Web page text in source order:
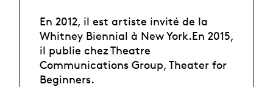
En 2012, il est artiste invité de la
Whitney Biennial à New York.En 2015,
il publie chez Theatre
Communications Group, Theater for
Beginners.